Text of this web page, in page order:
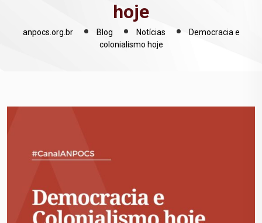
hoje
anpocs.org.br Blog Notícias
Democracia e
colonialismo hoje